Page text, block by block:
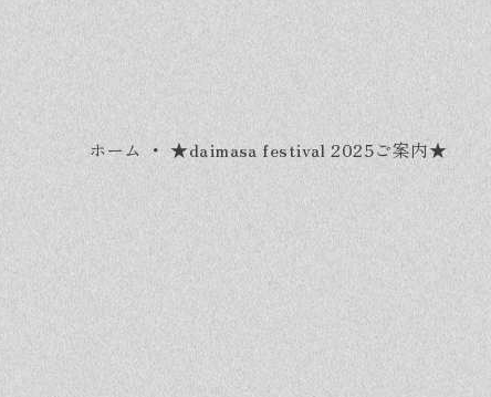
ホーム・★daimasa festival 2025ご案内★